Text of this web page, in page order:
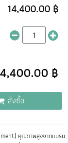
14,400.00 ฿
฿
สั่งซื้อ
คุณภาพสูงจากแบรน